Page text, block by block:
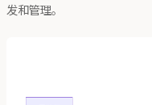
发和管理。